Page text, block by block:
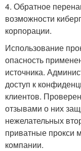
4. Обратное
возможности
корпорации.
Использование
опасность
источника.
доступ к
клиентов.
отзывами о них
нежелательных
приватные прокси
компании.